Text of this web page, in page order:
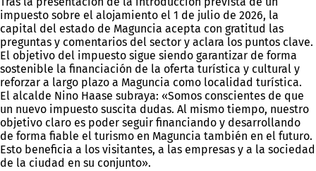
impuesto sobre el alojamiento el 1 de julio de 2026, la
capital del estado de Maguncia acepta con gratitud las
preguntas y comentarios del sector y aclara los puntos clave.
El objetivo del impuesto sigue siendo garantizar de forma
sostenible la financiación de la oferta turística y cultural y
reforzar a largo plazo a Maguncia como localidad turística.
El alcalde Nino Haase subraya: «Somos conscientes de que
un nuevo impuesto suscita dudas. Al mismo tiempo, nuestro
objetivo claro es poder seguir financiando y desarrollando
de forma fiable el turismo en Maguncia también en el futuro.
Esto beneficia a los visitantes, a las empresas y a la sociedad
de la ciudad en su conjunto».